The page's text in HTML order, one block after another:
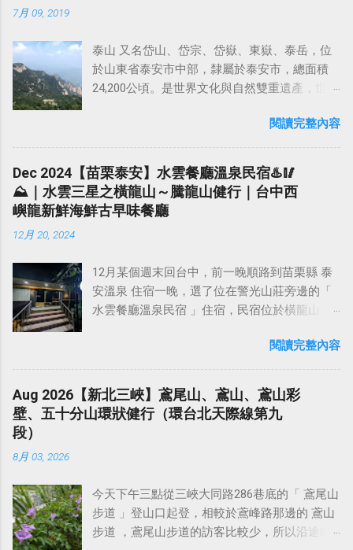
上海不遠，且最有名的 黃山 、 泰山 這些風景
名勝，之前來大陸出差時都去過了，剩下的山
嶽景勝地，距離上海又不遠的，就當屬福建南
部，是世界文化與自然遺產雙重遺產地，曾被
《 孤星旅遊指南 》評為「 全球十大最幸福地方
」之一。 武夷山還具有豐富的歷史文化遺產，
道教傳說、懸棺文化讓這裡的山水更多了一分
靈秀之氣。 武夷山 亦稱 武彝山 ，武夷山脈北
的 丹霞地貌 ，億萬年大自然的鬼斧神工，形成
了碧水丹峰的美景，共有36峰布列在武夷溪兩
岸。溪水清碧，浪環九曲，乘竹筏游溪，可兼
覽山水之勝。1999年武夷山被聯合國教科文組
織批准列入《 世界遺產名錄 》，成為世界文化
名山碧水之間，住於幔亭峰下，茹芝飲瀑，遁
跡養生， 教人開墾荒地，種植糧食棉花、花
2158米） ，是福建省第一高峰。 武夷山景區
內，雖無特別的高峰，但奇景甚多，特別是武
彝溪兩岸，除了有自然天成的石峰澗水外，還
7月 09, 2019
泰山 又名岱山、岱宗、岱嶽、東嶽、泰岳，位
於山東省泰安市中部，隸屬於泰安市，總面積
24,200公頃。是世界文化與自然雙重遺產，世界
風景名勝區，國家5A級旅遊景區。 泰山的主峰
「 玉皇頂 」海拔1545米，氣勢雄偉磅礴，有「
五嶽之首 」、「 天下第一山 」的之稱。在漢族
傳統文化中，泰山一直有「五嶽獨尊」的美
譽。自秦始皇封禪泰山後，歷朝歷代帝王不斷
在泰山封禪和祭祀，並且在泰山上下建廟塑
（湖南）、 中嶽嵩山 並稱為 中國五嶽 。自古
以來，以東為尊，而泰山在東，因此被歷代封
建帝王選為仰天功之巍巍而封禪祭祀的地方。
家喻戶曉的名詞，五個方位，五處山巒，承載
的不僅僅是一方美景，更是五處古人的哲思，
將天地山河用這五個地方所代表，四方山河有
了憑依，神州有了倚靠，而儘管它在風景上或
位，這就是文明賦予它的歷史意義，百代而
來，未曾斷絕。 泰山，以五嶽獨尊名揚天下，
中國歷代曾有72位皇帝到泰山封禪 。杜甫一首
《望岳》中的「 會當凌絕頂，一覽眾山小 」表
閱讀完整內容
Dec 2024【苗栗泰安】水雲餐廳溫泉民宿♨️🥢
⛰️｜水雲三星之橫龍山～騰龍山健行｜台中西
嶼龍新鮮海鮮古早味餐廳
12月 20, 2024
12月某個週末回台中，前一晚順路到苗栗縣 泰
安溫泉 住宿一晚，選了位在警光山莊旁邊的「
水雲餐廳溫泉民宿 」住宿，民宿位於橫龍山、
「 泰安警光山莊 」，而警光山莊是泰安溫泉的
源頭，所以這裡的溫泉可以說是相當純正的。
水雲餐廳溫泉民宿 的客房乾凈整齊，每個房間
都面對汶水溪，早上可以一邊泡湯一邊欣賞美
麗的溪谷風光和山景。 民宿採客房內泡溫泉，
溫度剛剛好，不用再另外放冷水。 來住宿的
話，會附美味的西式早餐（晚餐好像也可以另
外預訂），退房時間是早上11點，早上吃完早
閱讀完整內容
Aug 2026【新北三峽】鳶尾山、鳶山、鳶山彩
壁、五十分山環狀健行（環台北天際線第九
段）
8月 03, 2026
今天下午三點從三峽大同路286巷底的「 鳶尾山
步道 」登山口起登，相較於鳶峰路那邊的 鳶山
步道 ，鳶尾山步道的訪客比較少，所以沿途蜘